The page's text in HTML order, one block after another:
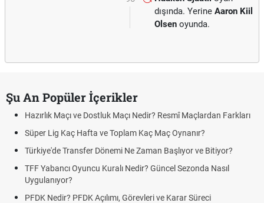
dışında. Yerine Aaron Kiil
Olsen oyunda.
Şu An Popüler İçerikler
Hazırlık Maçı ve Dostluk Maçı Nedir? Resmî Maçlardan Farkları
Süper Lig Kaç Hafta ve Toplam Kaç Maç Oynanır?
Türkiye'de Transfer Dönemi Ne Zaman Başlıyor ve Bitiyor?
TFF Yabancı Oyuncu Kuralı Nedir? Güncel Sezonda Nasıl
Uygulanıyor?
PFDK Nedir? PFDK Açılımı, Görevleri ve Karar Süreci